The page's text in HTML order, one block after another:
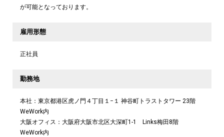
が可能となっております。
雇用形態
正社員
勤務地
本社：東京都港区虎ノ門４丁目１−１ 神谷町トラストタワー 23階
WeWork内
大阪オフィス：大阪府大阪市北区大深町1-1 Links梅田8階
WeWork内